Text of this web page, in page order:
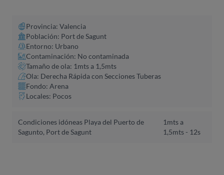
Provincia: Valencia
Población: Port de Sagunt
Entorno: Urbano
Contaminación: No contaminada
Tamaño de ola: 1mts a 1,5mts
Ola: Derecha Rápida con Secciones Tuberas
Fondo: Arena
Locales: Pocos
Condiciones idóneas Playa del Puerto de
Sagunto, Port de Sagunt
1mts a
1,5mts - 12s